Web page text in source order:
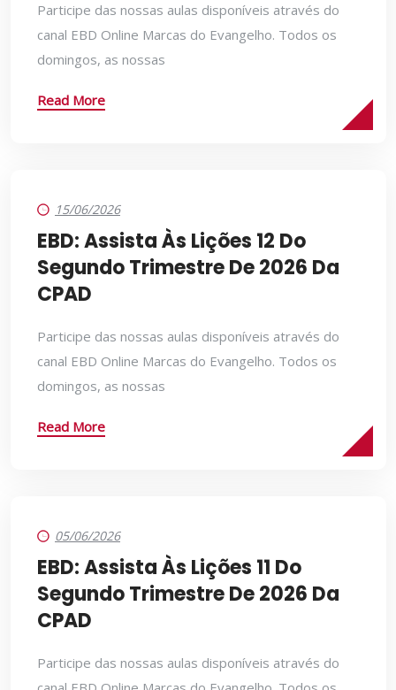
Participe das nossas aulas disponíveis através do
canal EBD Online Marcas do Evangelho. Todos os
domingos, as nossas
Read More
15/06/2026
EBD: Assista Às Lições 12 Do
Segundo Trimestre De 2026 Da
CPAD
Participe das nossas aulas disponíveis através do
canal EBD Online Marcas do Evangelho. Todos os
domingos, as nossas
Read More
05/06/2026
EBD: Assista Às Lições 11 Do
Segundo Trimestre De 2026 Da
CPAD
Participe das nossas aulas disponíveis através do